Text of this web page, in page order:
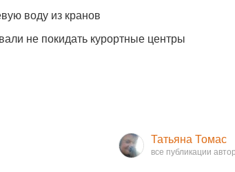
воду из кранов
не покидать курортные центры
Татьяна Томас